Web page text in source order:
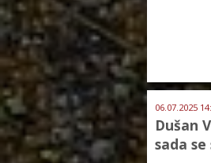
06.07.2025
Dušan
sada